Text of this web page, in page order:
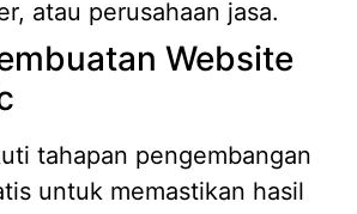
atau perusahaan jasa.
Website
tahapan pengembangan
untuk memastikan hasil